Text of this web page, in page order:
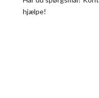
hjælpe!